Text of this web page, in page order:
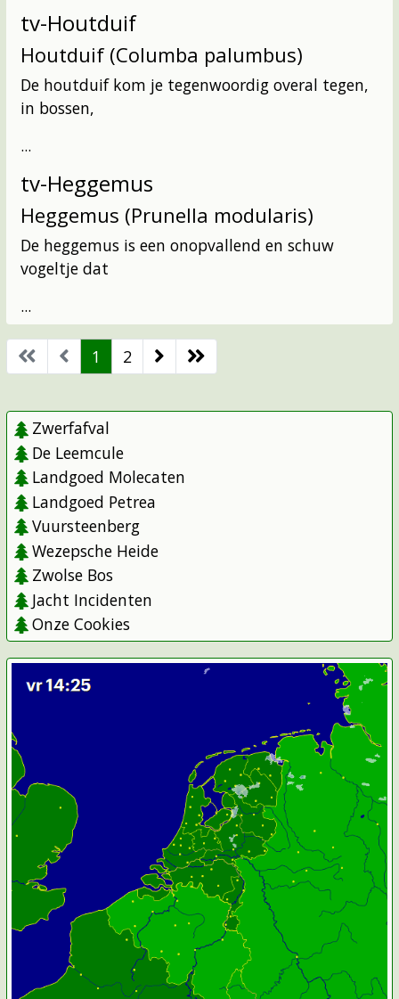
tv-Houtduif
Houtduif (Columba palumbus)
De houtduif kom je tegenwoordig overal tegen,
in bossen,
...
tv-Heggemus
Heggemus (Prunella modularis)
De heggemus is een onopvallend en schuw
vogeltje dat
...
1 2
Zwerfafval
De Leemcule
Landgoed Molecaten
Landgoed Petrea
Vuursteenberg
Wezepsche Heide
Zwolse Bos
Jacht Incidenten
Onze Cookies